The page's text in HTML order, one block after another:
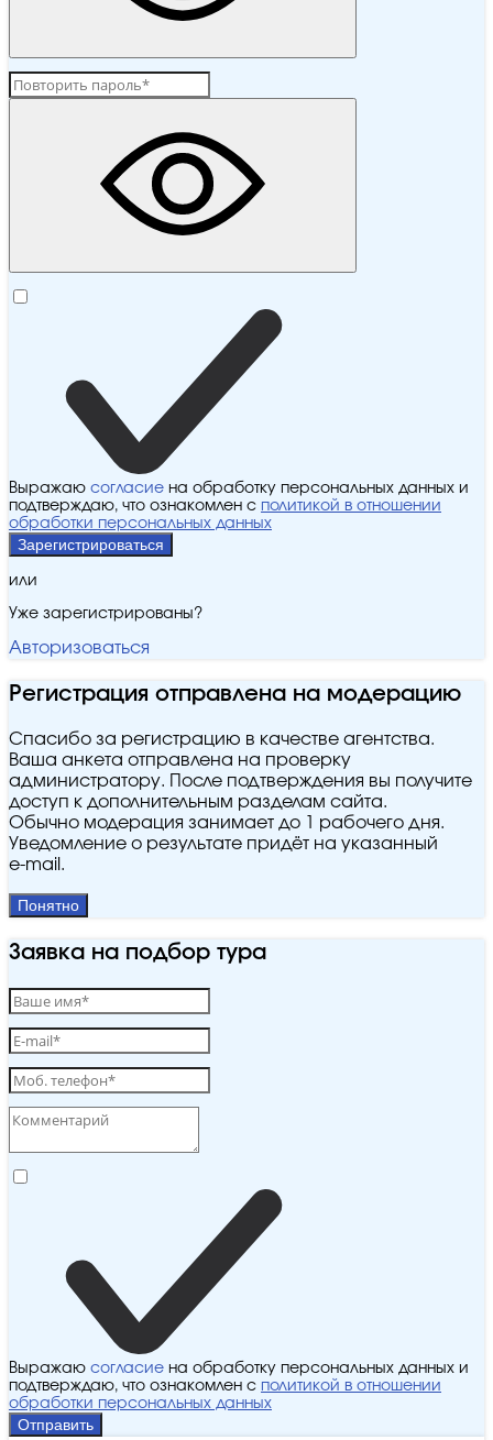
Выражаю согласие на обработку персональных данных и
подтверждаю, что ознакомлен с политикой в отношении
обработки персональных данных
Зарегистрироваться
или
Уже зарегистрированы?
Авторизоваться
Регистрация отправлена на модерацию
Спасибо за регистрацию в качестве агентства.
Ваша анкета отправлена на проверку
администратору. После подтверждения вы получите
доступ к дополнительным разделам сайта.
Обычно модерация занимает до 1 рабочего дня.
Уведомление о результате придёт на указанный
e‑mail.
Понятно
Заявка на подбор тура
Выражаю согласие на обработку персональных данных и
подтверждаю, что ознакомлен с политикой в отношении
обработки персональных данных
Отправить